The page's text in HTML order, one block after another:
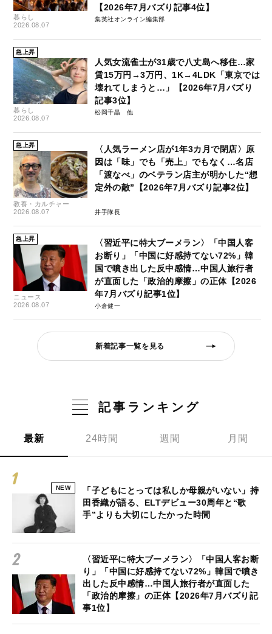
暮らし
2026.08.07
【2026年7月バズり記事4位】
集英社オンライン編集部
急上昇
暮らし
2026.08.07
人気女流雀士が31歳で八丈島へ移住…家
賃15万円→3万円、1K→4LDK「東京では
壊れてしまうと…」【2026年7月バズり
記事3位】
松岡千晶
急上昇
教養・カルチャー
2026.08.07
〈人気ラーメン店が1年3カ月で閉店〉原
因は「味」でも「売上」でもなく…名店
「渡なべ」のベテラン店主が明かした“想
定外の敵”【2026年7月バズり記事2位】
井手隊長
急上昇
ニュース
2026.08.07
〈習近平に特大ブーメラン〉「中国人客
お断り」「中国に好感持てない72%」韓
国で噴き出した反中感情…中国人旅行者
が直面した「政治的摩擦」の正体【2026
年7月バズり記事1位】
小倉健一
新着記事一覧を見る
記事ランキング
最新 24時間 週間 月間
NEW
「子どもにとっては私しか母親がいない」持
田香織が語る、ELTデビュー30周年と“歌
手”よりも大切にしたかった時間
〈習近平に特大ブーメラン〉「中国人客お断
り」「中国に好感持てない72%」韓国で噴き
出した反中感情…中国人旅行者が直面した
「政治的摩擦」の正体【2026年7月バズり記
事1位】